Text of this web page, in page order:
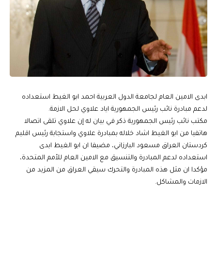
ابدى الامين العام ل‍جامعة الدول العربية احمد ابو الغيط استعداده
لدعم مبادرة نائب رئيس الجمهورية اياد علاوي لحل الازمة.
مكتب نائب رئيس الجمهورية ذكر في بيان له إن علاوي تلقى اتصالا
هاتفيا من ابو الغيط اشاد خلاله بمبادرة علاوي واستجابة رئيس اقليم
كردستان العراق مسعود البارزاني، مضيفا ان ابو الغيط ابدى
استعداده لدعم المبادرة والتنسيق مع الامين العام للأمم المتحدة،
مؤكدا ان مثل هذه المبادرة والتحرك سيقي العراق من المزيد من
الازمات والمشاكل.